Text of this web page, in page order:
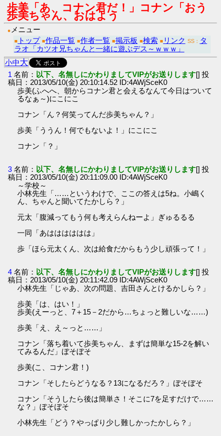
歩美「あ、コナン君だ！」コナン「おう
歩美ちゃん、おはよう
● メニュー
■ トップ ■作品一覧 ■作者一覧 ■掲示板 ■検索 ■ リンク SS： タ
ラオ「カツオ兄ちゃんと一緒に遊ぶデス～ｗｗｗ」
小中大
1 名前： 以下、名無しにかわりましてVIPがお送りします[] 投
稿日：2013/05/10(金) 20:10:14.52 ID:4AWjSceK0
歩美(ふへへ、朝からコナン君と会えるなんて今日はついて
るなぁ～)にこにこ
コナン「ん？何笑ってんだ歩美ちゃん？」
歩美「ううん！何でもないよ！」にこにこ
コナン「？」
3 名前： 以下、名無しにかわりましてVIPがお送りします[] 投
稿日：2013/05/10(金) 20:11:09.00 ID:4AWjSceK0
～学校～
小林先生「……というわけで、ここの答えは5ね。小嶋く
ん、ちゃんと聞いてたかしら？」
元太「腹減ってもう何も考えらんねーよ」ぎゅるるる
一同「あはははははは」
歩「ほら元太くん、次は給食だからもう少し頑張って！」
4 名前： 以下、名無しにかわりましてVIPがお送りします[] 投
稿日：2013/05/10(金) 20:11:42.09 ID:4AWjSceK0
小林先生「じゃあ、次の問題、吉田さんとけるかしら？」
歩美「は、はい！」
歩美(えーっと、7＋15－2だから…ちょっと難しいな……)
歩美「え、え～っと……」
コナン「落ち着いて歩美ちゃん、まずは簡単な15-2を解い
てみるんだ」ぼそぼそ
歩美(こ、コナン君！)
コナン「そしたらどうなる？13になるだろ？」ぼそぼそ
コナン「そうしたら後は簡単さ！そこに7を足すだけで……
な？」ぼそぼそ
小林先生「どう？やっぱり少し難しかったかしら？」